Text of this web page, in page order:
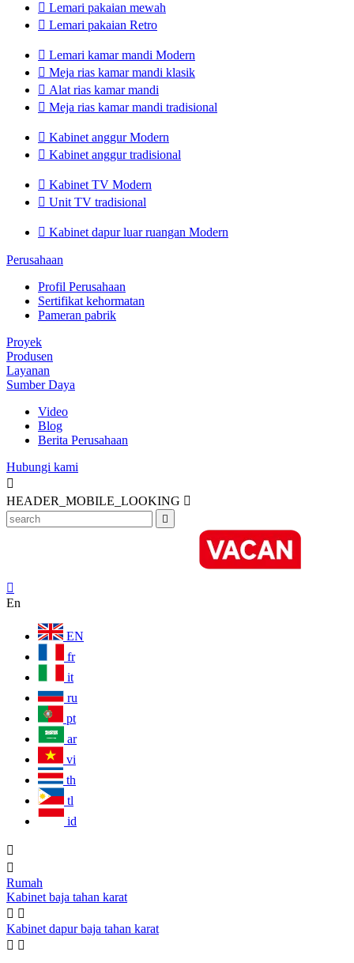
 Lemari pakaian mewah
 Lemari pakaian Retro
 Lemari kamar mandi Modern
 Meja rias kamar mandi klasik
 Alat rias kamar mandi
 Meja rias kamar mandi tradisional
 Kabinet anggur Modern
 Kabinet anggur tradisional
 Kabinet TV Modern
 Unit TV tradisional
 Kabinet dapur luar ruangan Modern
Perusahaan
Profil Perusahaan
Sertifikat kehormatan
Pameran pabrik
Proyek
Produsen
Layanan
Sumber Daya
Video
Blog
Berita Perusahaan
Hubungi kami

HEADER_MOBILE_LOOKING 


En
EN
fr
it
ru
pt
ar
vi
th
tl
id


Rumah
Kabinet baja tahan karat
 
Kabinet dapur baja tahan karat
 